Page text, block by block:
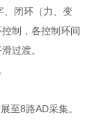
闭环（力、变
制，各控制环间
过渡。
8路AD采集。